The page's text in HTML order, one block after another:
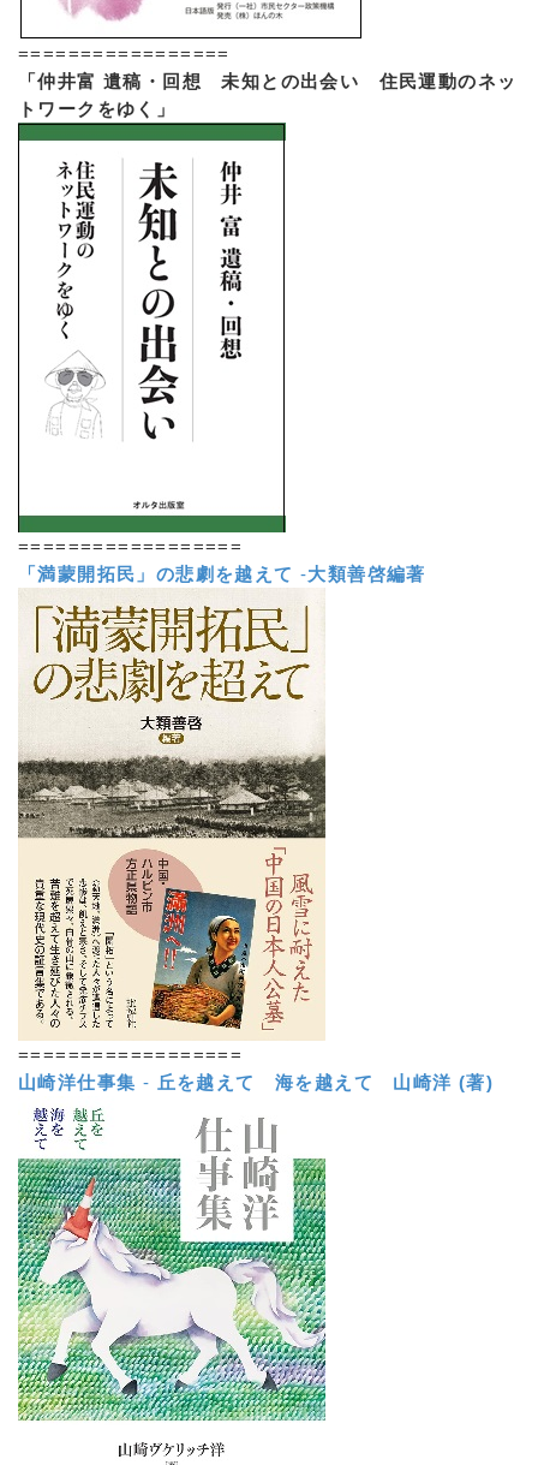
=================
「仲井富 遺稿・回想 未知との出会い 住民運動のネッ
トワークをゆく」
==================
「満蒙開拓民」の悲劇を越えて -大類善啓編著
==================
山崎洋仕事集 - 丘を越えて 海を越えて 山崎洋 (著)